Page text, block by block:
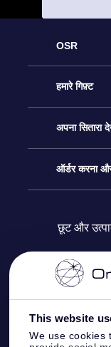
This website
We use cookies
OSR
ग्राहक सेवा
हमसे संपर्क करें
ब्लॉग
हमारे गिफ़्ट
ऑनलाइन स्टार
OSR गिफ़्ट
कॉर्पोरेट उपहार
अपना सितारा
स्टार रजिस्टर
स्टार पेज को
वन मिलियन
OSR स्टार सेवर
ऑर्डर करना
भुगतान
शिपिंग जानकारी
वापिसी नीति
छूट और